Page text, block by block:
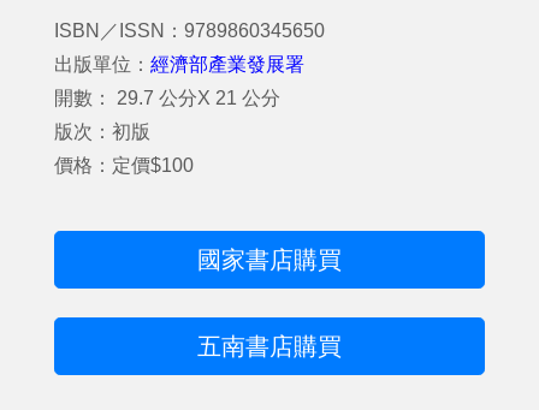
ISBN／ISSN：9789860345650
出版單位： 經濟部產業發展署
開數： 29.7 公分X 21 公分
版次：初版
價格：定價$100
國家書店購買
五南書店購買